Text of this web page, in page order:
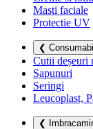
Masti faciale
Protectie UV
❮
Cutii deșeuri
Sapunuri
Seringi
Leucoplast,
❮